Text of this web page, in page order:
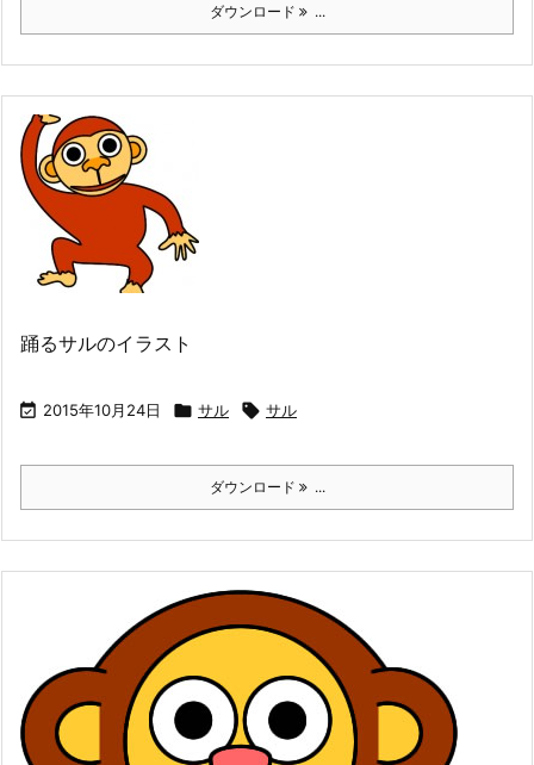
ダウンロード ...
踊るサルのイラスト
 2015年10月24日  サル  サル
ダウンロード ...